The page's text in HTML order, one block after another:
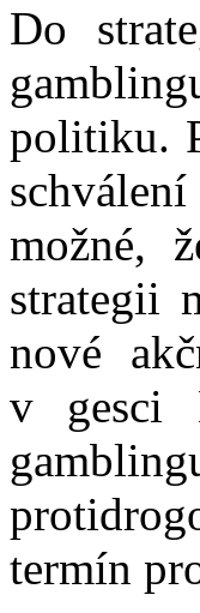
Do
politiku.
možné,
strategii
nové
v gesci
termín